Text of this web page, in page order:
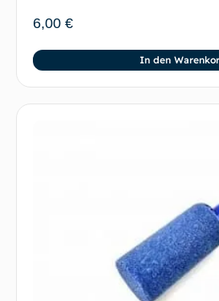
6,00 €
In den